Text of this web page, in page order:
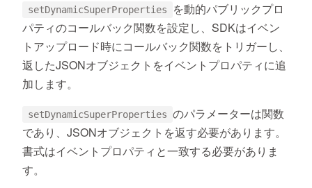
setDynamicSuperProperties
を動的パブリックプロ
パティのコールバック関数を設定し、SDKはイベン
トアップロード時にコールバック関数をトリガーし、
返したJSONオブジェクトをイベントプロパティに追
加します。
setDynamicSuperProperties のパラメーターは関数
であり、JSONオブジェクトを返す必要があります。
書式はイベントプロパティと一致する必要がありま
す。